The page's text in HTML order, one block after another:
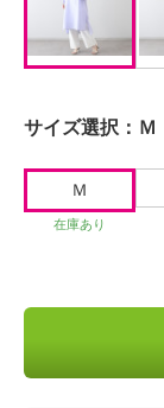
サイズ選択： Ｍ
Ｍ
在庫あり